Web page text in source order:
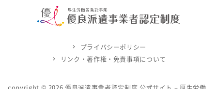
プライバシーポリシー
リンク・著作権・免責事項について